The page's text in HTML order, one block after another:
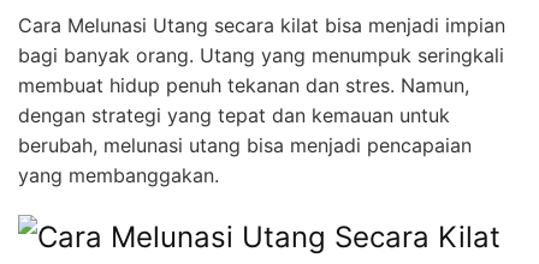
Cara Melunasi Utang secara kilat bisa menjadi impian
bagi banyak orang. Utang yang menumpuk seringkali
membuat hidup penuh tekanan dan stres. Namun,
dengan strategi yang tepat dan kemauan untuk
berubah, melunasi utang bisa menjadi pencapaian
yang membanggakan.